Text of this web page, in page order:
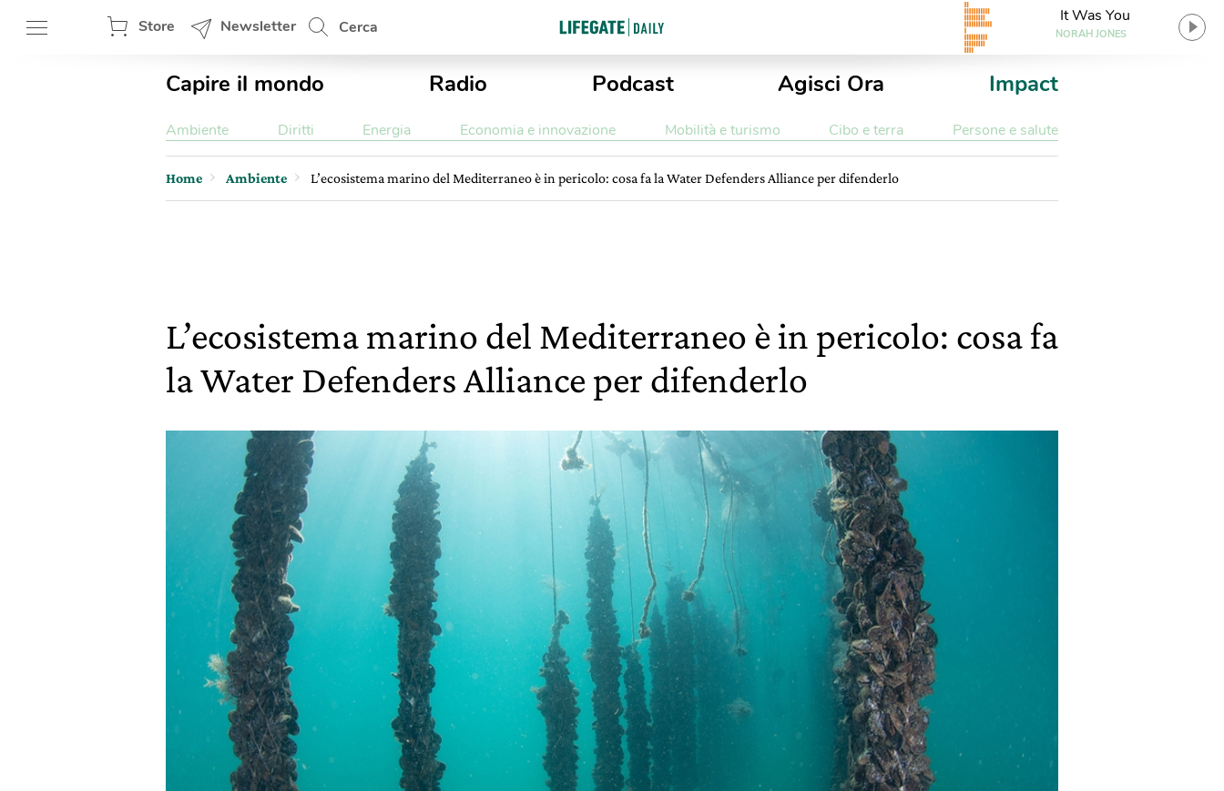
Store Newsletter Cerca
It Was You
NORAH JONES
Capire il mondo Radio Podcast Agisci Ora Impact
Ambiente Diritti Energia Economia e innovazione Mobilità e turismo Cibo e terra Persone e salute
Home Ambiente L’ecosistema marino del Mediterraneo è in pericolo: cosa fa la Water Defenders Alliance per difenderlo
L’ecosistema marino del Mediterraneo è in pericolo: cosa fa
la Water Defenders Alliance per difenderlo